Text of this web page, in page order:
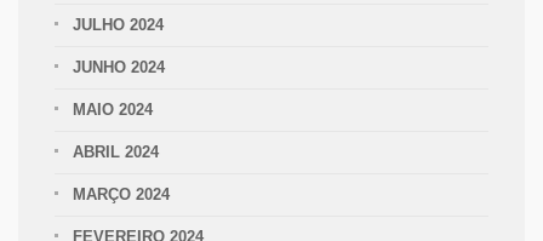
JULHO 2024
JUNHO 2024
MAIO 2024
ABRIL 2024
MARÇO 2024
FEVEREIRO 2024